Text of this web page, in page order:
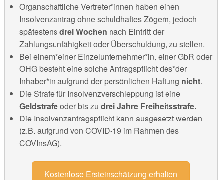
Organschaftliche Vertreter*innen haben einen
Insolvenzantrag ohne schuldhaftes Zögern, jedoch
spätestensdrei Wochen nach Eintritt der
Zahlungsunfähigkeit oder Überschuldung, zu stellen.
Bei einem*einer Einzelunternehmer*in, einer GbR oder
OHG besteht eine solche Antragspflicht des*der
Inhaber*in aufgrund der persönlichen Haftung nicht.
Die Strafe für Insolvenzverschleppung ist eine
Geldstrafeoder bis zu drei Jahre Freiheitsstrafe.
Die Insolvenzantragspflicht kann ausgesetzt werden
(z.B. aufgrund von COVID-19 im Rahmen des
COVInsAG).
Kostenlose Ersteinschätzung erhalten